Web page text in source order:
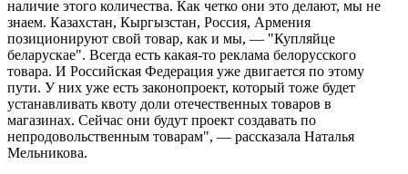
наличие этого количества. Как четко они это делают, мы не
знаем. Казахстан, Кыргызстан, Россия, Армения
позиционируют свой товар, как и мы, — "Купляйце
беларускае". Всегда есть какая-то реклама белорусского
товара. И Российская Федерация уже двигается по этому
пути. У них уже есть законопроект, который тоже будет
устанавливать квоту доли отечественных товаров в
магазинах. Сейчас они будут проект создавать по
непродовольственным товарам", — рассказала Наталья
Мельникова.